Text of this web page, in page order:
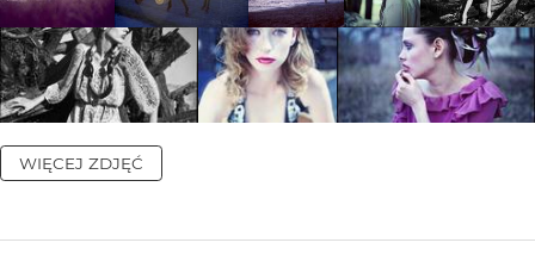
WIĘCEJ ZDJĘĆ